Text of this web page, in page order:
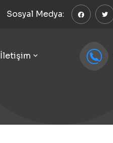
Sosyal Medya:
İletişim